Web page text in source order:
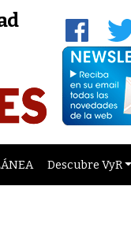
Descubre VyR